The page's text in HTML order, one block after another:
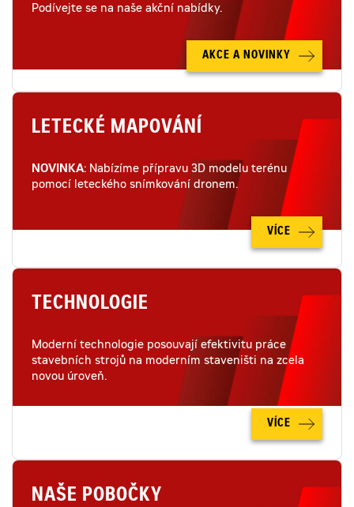
Podívejte se na naše akční nabídky.
AKCE A NOVINKY
LETECKÉ MAPOVÁNÍ
NOVINKA: Nabízíme přípravu 3D modelu terénu
pomocí leteckého snímkování dronem.
VÍCE
TECHNOLOGIE
Moderní technologie posouvají efektivitu práce
stavebních strojů na moderním staveništi na zcela
novou úroveň.
VÍCE
NAŠE POBOČKY